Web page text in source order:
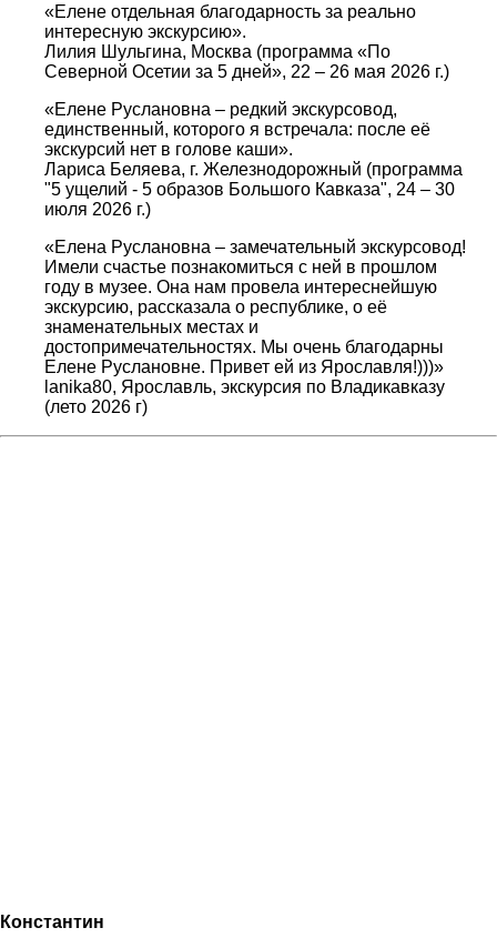
«Елене отдельная благодарность за реально
интересную экскурсию».
Лилия Шульгина, Москва (программа «По
Северной Осетии за 5 дней», 22 – 26 мая 2026 г.)
«Елене Руслановна – редкий экскурсовод,
единственный, которого я встречала: после её
экскурсий нет в голове каши».
Лариса Беляева, г. Железнодорожный (программа
"5 ущелий - 5 образов Большого Кавказа", 24 – 30
июля 2026 г.)
«Елена Руслановна – замечательный экскурсовод!
Имели счастье познакомиться с ней в прошлом
году в музее. Она нам провела интереснейшую
экскурсию, рассказала о республике, о её
знаменательных местах и
достопримечательностях. Мы очень благодарны
Елене Руслановне. Привет ей из Ярославля!)))»
lanika80, Ярославль, экскурсия по Владикавказу
(лето 2026 г)
Константин